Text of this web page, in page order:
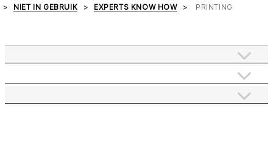
NIET IN GEBRUIK
EXPERTS KNOW HOW PRINTING